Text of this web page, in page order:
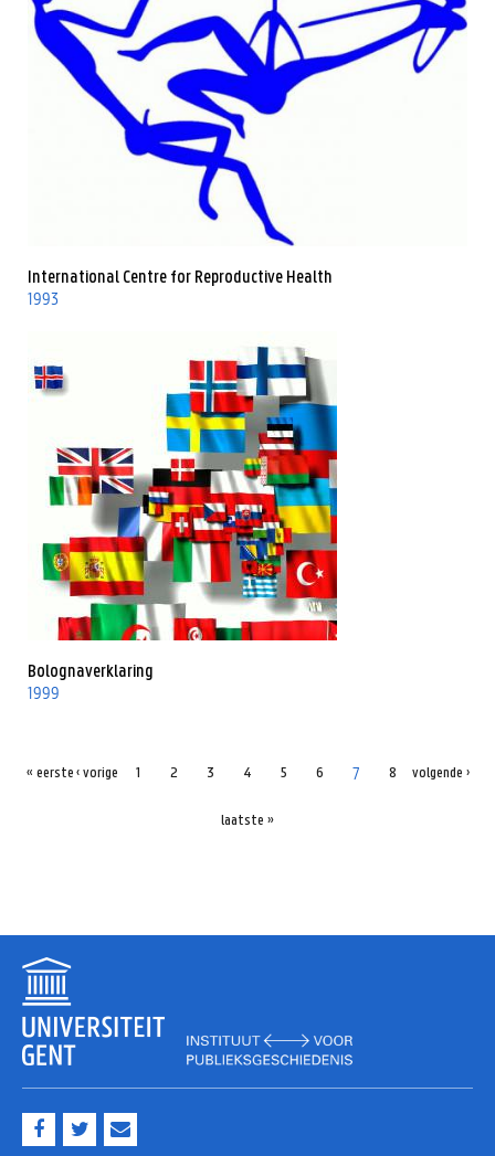
International Centre for Reproductive Health
1993
Bolognaverklaring
1999
« eerste ‹ vorige 1 2 3 4 5 6 7 8 volgende ›
laatste »